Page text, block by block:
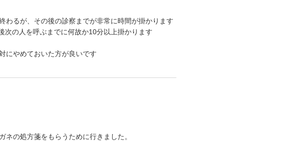
わるが、その後の診察までが非常に時間が掛かります
次の人を呼ぶまでに何故か10分以上掛かります
にやめておいた方が良いです
の処方箋をもらうために行きました。